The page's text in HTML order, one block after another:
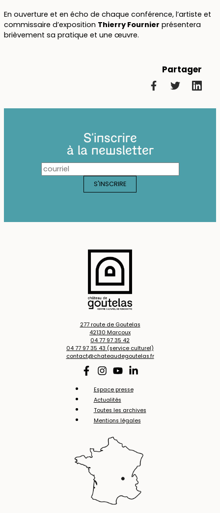
En ouverture et en écho de chaque conférence, l’artiste et
commissaire d’exposition Thierry Fournier présentera
brièvement sa pratique et une œuvre.
Partager
S'inscrire
à la newsletter
277 route de Goutelas
42130 Marcoux
04 77 97 35 42
04 77 97 35 43 (service culturel)
contact@chateaudegoutelas.fr
Espace presse
Actualités
Toutes les archives
Mentions légales